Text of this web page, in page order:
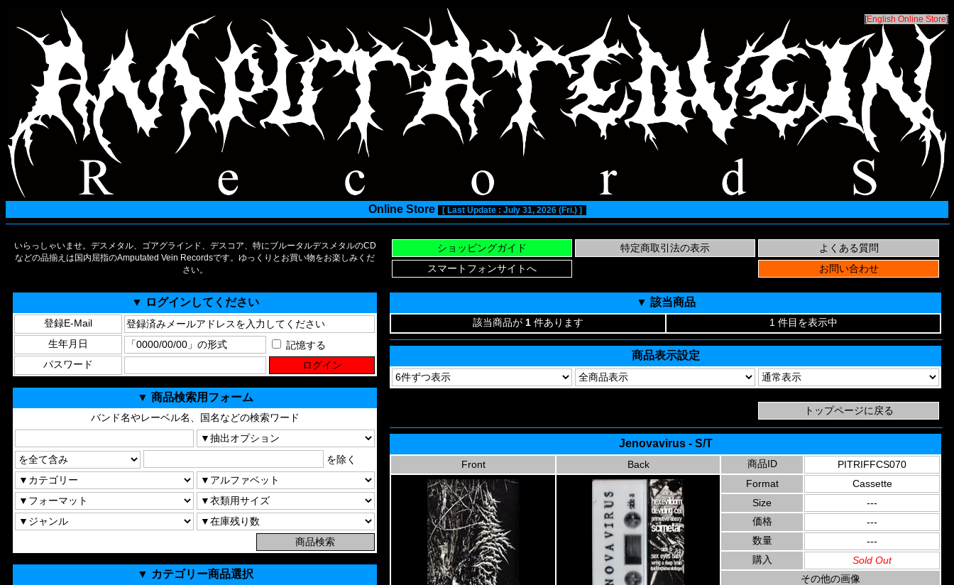
[English Online Store]
Online Store [ Last Update : July 31, 2026 (Fri.) ]
いらっしゃいませ。デスメタル、ゴアグラインド、デスコア、特にブルータルデスメタルのCD
などの品揃えは国内屈指のAmputated Vein Recordsです。ゆっくりとお買い物をお楽しみくだ
さい。
▼ ログインしてください
登録E-Mail
生年月日
記憶する
パスワード
▼ 商品検索用フォーム
バンド名やレーベル名、国名などの検索ワード
を除く
▼ カテゴリー商品選択
▼ 該当商品
該当商品が 1 件あります 1 件目を表示中
商品表示設定
Jenovavirus - S/T
Front Back 商品ID
PITRIFFCS070
Format
Cassette
Size
---
価格
---
数量
---
購入
Sold Out
その他の画像